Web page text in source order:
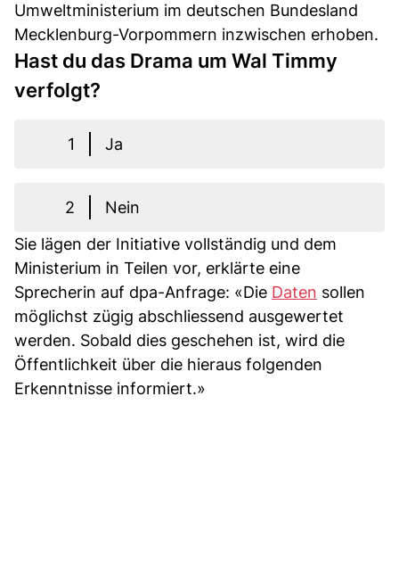
Umweltministerium im deutschen Bundesland
Mecklenburg-Vorpommern inzwischen erhoben.
Hast du das Drama um Wal Timmy
verfolgt?
1 Ja
2
Nein
Sie lägen der Initiative vollständig und dem
Ministerium in Teilen vor, erklärte eine
Sprecherin auf dpa-Anfrage: «Die Daten sollen
möglichst zügig abschliessend ausgewertet
werden. Sobald dies geschehen ist, wird die
Öffentlichkeit über die hieraus folgenden
Erkenntnisse informiert.»